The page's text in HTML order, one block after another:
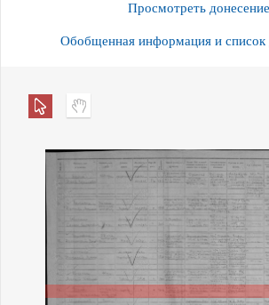
Просмотреть донесение
Обобщенная информация и список